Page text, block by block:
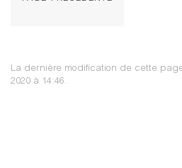
La dernière modification de cette
2020 à 14:46.